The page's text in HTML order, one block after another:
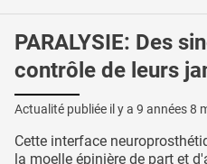
PARALYSIE: Des
contrôle de leurs
Actualité publiée il y a 9 années 8
Cette interface
la moelle épinière de part et